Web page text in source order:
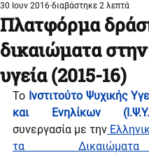
Πλατφόρμα
δικαιώματα
υγεία (2015-16)
30 Ιουν 2016 διαβάστηκε 2 λεπτά
Το Ινστιτούτο Ψυχικής
και Ενηλίκων
συνεργασία με την
τα